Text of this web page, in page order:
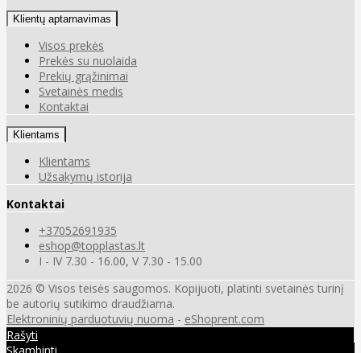
Klientų aptarnavimas
Visos prekės
Prekės su nuolaida
Prekių grąžinimai
Svetainės medis
Kontaktai
Klientams
Klientams
Užsakymų istorija
Kontaktai
+37052691935
eshop@topplastas.lt
I - IV 7.30 - 16.00, V 7.30 - 15.00
2026 © Visos teisės saugomos. Kopijuoti, platinti svetainės turinį
be autorių sutikimo draudžiama.
Elektroninių parduotuvių nuoma - eShoprent.com
Rašyti